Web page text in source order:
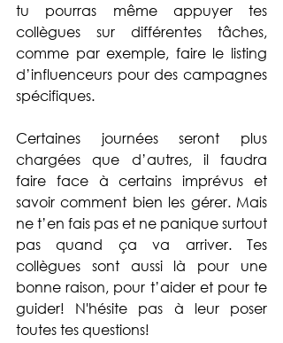
tu pourras même appuyer tes
collègues sur différentes tâches,
comme par exemple, faire le listing
d’influenceurs pour des campagnes
spécifiques.
Certaines journées seront plus
chargées que d’autres, il faudra
faire face à certains imprévus et
savoir comment bien les gérer. Mais
ne t’en fais pas et ne panique surtout
pas quand ça va arriver. Tes
collègues sont aussi là pour une
bonne raison, pour t’aider et pour te
guider! N'hésite pas à leur poser
toutes tes questions!